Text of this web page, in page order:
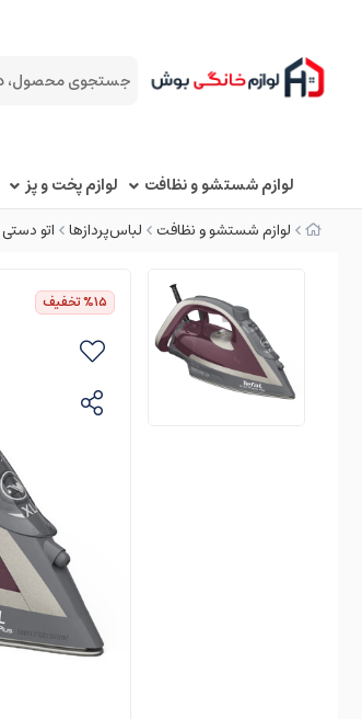
لوازم شستشو و نظافت لوازم پخت و پز
لوازم شستشو و نظافت لباس‌پردازها اتو دستی
%15تخفیف